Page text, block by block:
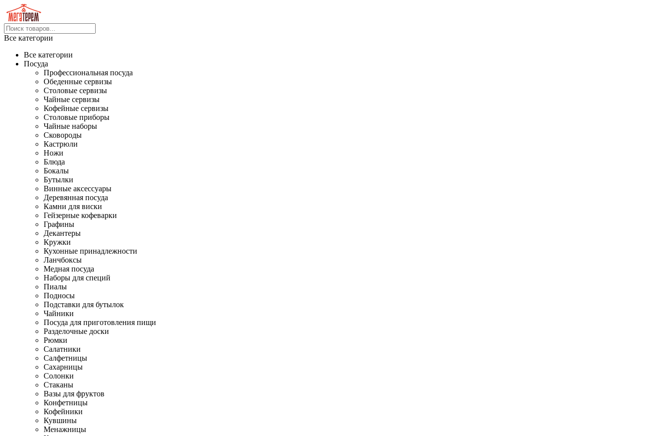
Все категории
Все категории
Посуда
Профессиональная посуда
Обеденные сервизы
Столовые сервизы
Чайные сервизы
Кофейные сервизы
Столовые приборы
Чайные наборы
Сковороды
Кастрюли
Ножи
Блюда
Бокалы
Бутылки
Винные аксессуары
Деревянная посуда
Камни для виски
Гейзерные кофеварки
Графины
Декантеры
Кружки
Кухонные принадлежности
Ланчбоксы
Медная посуда
Наборы для специй
Пиалы
Подносы
Подставки для бутылок
Чайники
Посуда для приготовления пищи
Разделочные доски
Рюмки
Салатники
Салфетницы
Сахарницы
Солонки
Стаканы
Вазы для фруктов
Конфетницы
Кофейники
Кувшины
Менажницы